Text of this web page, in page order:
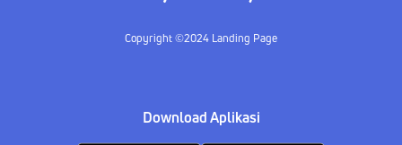
Copyright ©2024 Landing Page
Download Aplikasi